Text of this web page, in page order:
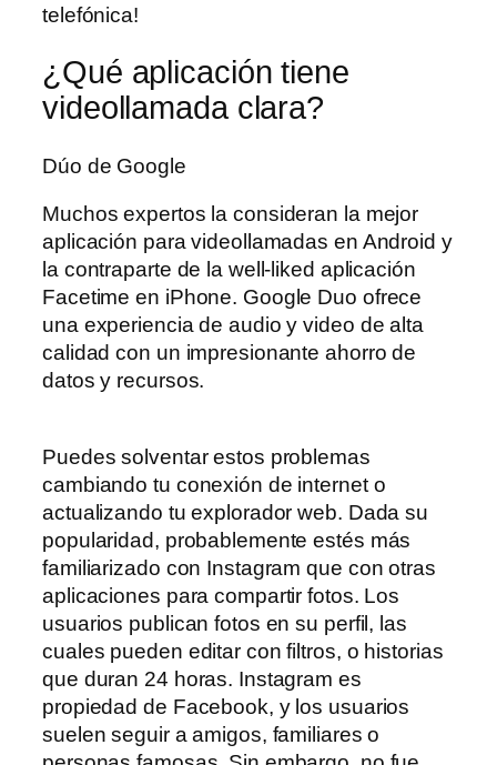
telefónica!
¿Qué aplicación tiene
videollamada clara?
Dúo de Google
Muchos expertos la consideran la mejor
aplicación para videollamadas en Android y
la contraparte de la well-liked aplicación
Facetime en iPhone. Google Duo ofrece
una experiencia de audio y video de alta
calidad con un impresionante ahorro de
datos y recursos.
Puedes solventar estos problemas
cambiando tu conexión de internet o
actualizando tu explorador web. Dada su
popularidad, probablemente estés más
familiarizado con Instagram que con otras
aplicaciones para compartir fotos. Los
usuarios publican fotos en su perfil, las
cuales pueden editar con filtros, o historias
que duran 24 horas. Instagram es
propiedad de Facebook, y los usuarios
suelen seguir a amigos, familiares o